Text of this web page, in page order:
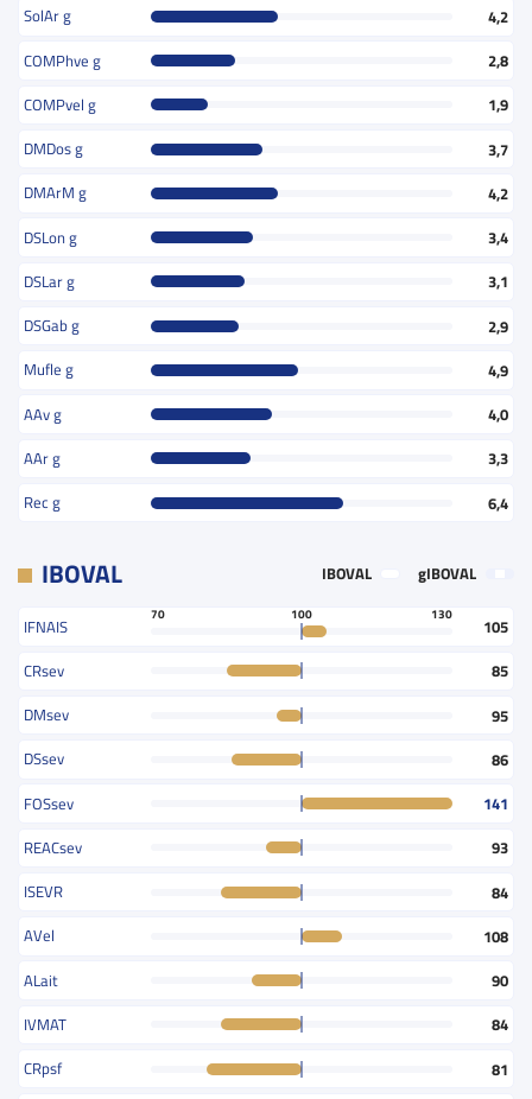
SolAr g
4,2
COMPhve g
2,8
COMPvel g
1,9
DMDos g
3,7
DMArM g
4,2
DSLon g
3,4
DSLar g
3,1
DSGab g
2,9
Mufle g
4,9
AAv g
4,0
AAr g
3,3
Rec g
6,4
IBOVAL IBOVAL gIBOVAL
IFNAIS
70 100 130
105
CRsev
85
DMsev
95
DSsev
86
FOSsev
141
REACsev
93
ISEVR
84
AVel
108
ALait
90
IVMAT
84
CRpsf
81